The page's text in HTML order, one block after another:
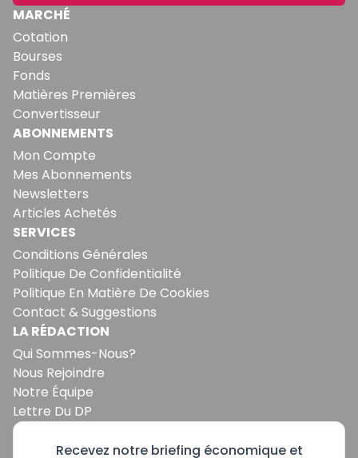
MARCHÉ
Cotation
Bourses
Fonds
Matières Premières
Convertisseur
ABONNEMENTS
Mon Compte
Mes Abonnements
Newsletters
Articles Achetés
SERVICES
Conditions Générales
Politique De Confidentialité
Politique En Matière De Cookies
Contact & Suggestions
LA RÉDACTION
Qui Sommes-Nous?
Nous Rejoindre
Notre Équipe
Lettre Du DP
Recevez notre briefing économique et